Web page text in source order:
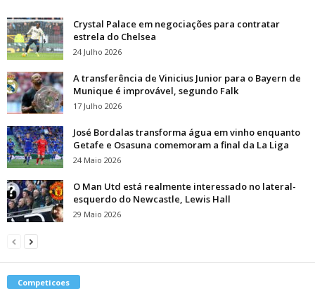
Crystal Palace em negociações para contratar
estrela do Chelsea
24 Julho 2026
A transferência de Vinicius Junior para o Bayern de
Munique é improvável, segundo Falk
17 Julho 2026
José Bordalas transforma água em vinho enquanto
Getafe e Osasuna comemoram a final da La Liga
24 Maio 2026
O Man Utd está realmente interessado no lateral-
esquerdo do Newcastle, Lewis Hall
29 Maio 2026
Competicoes